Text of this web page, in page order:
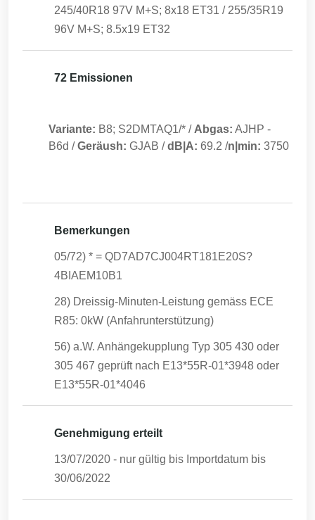
245/40R18 97V M+S; 8x18 ET31 / 255/35R19
96V M+S; 8.5x19 ET32
72 Emissionen
Variante: B8; S2DMTAQ1/* / Abgas: AJHP -
B6d /Geräush: GJAB /dB|A: 69.2 /n|min: 3750
Bemerkungen
05/72) * = QD7AD7CJ004RT181E20S?
4BIAEM10B1
28) Dreissig-Minuten-Leistung gemäss ECE
R85: 0kW (Anfahrunterstützung)
56) a.W. Anhängekupplung Typ 305 430 oder
305 467 geprüft nach E13*55R-01*3948 oder
E13*55R-01*4046
Genehmigung erteilt
13/07/2020 - nur gültig bis Importdatum bis
30/06/2022